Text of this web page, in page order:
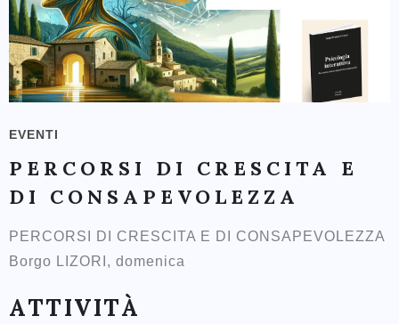
EVENTI
PERCORSI DI CRESCITA E
DI CONSAPEVOLEZZA
PERCORSI DI CRESCITA E DI CONSAPEVOLEZZA
Borgo LIZORI, domenica
ATTIVITÀ